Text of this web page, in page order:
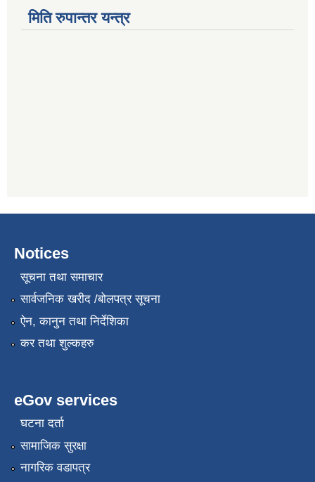
मिति रुपान्तर यन्त्र
Notices
सूचना तथा समाचार
सार्वजनिक खरीद /बोलपत्र सूचना
ऐन, कानुन तथा निर्देशिका
कर तथा शुल्कहरु
eGov services
घटना दर्ता
सामाजिक सुरक्षा
नागरिक वडापत्र